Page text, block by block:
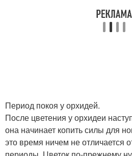
Период покоя у орхидей.
После цветения у орхидеи
она начинает копить силы для
это время ничем не отличается